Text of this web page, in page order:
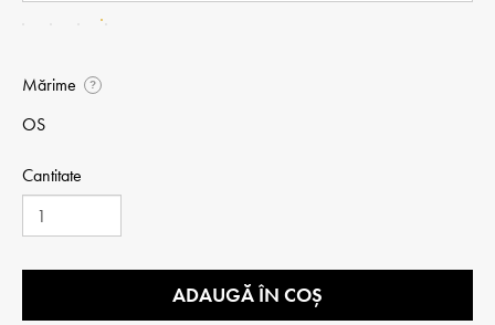
Mărime ?
OS
Cantitate
ADAUGĂ ÎN COȘ